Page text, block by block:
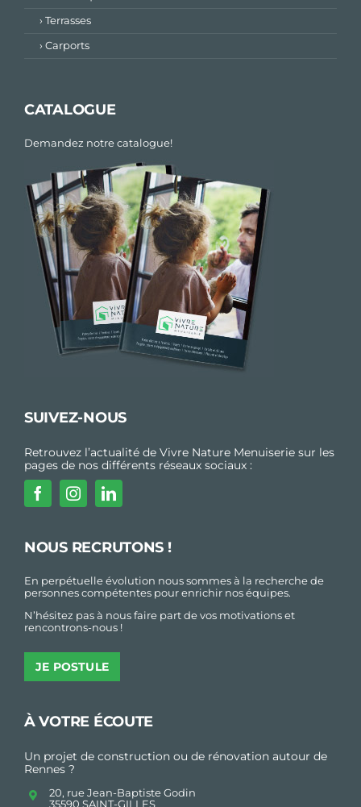
› Terrasses
› Carports
CATALOGUE
Demandez notre catalogue!
SUIVEZ-NOUS
Retrouvez l’actualité de Vivre Nature Menuiserie sur les
pages de nos différents réseaux sociaux :
NOUS RECRUTONS !
En perpétuelle évolution nous sommes à la recherche de
personnes compétentes pour enrichir nos équipes.
N’hésitez pas à nous faire part de vos motivations et
rencontrons-nous !
JE POSTULE
À VOTRE ÉCOUTE
Un projet de construction ou de rénovation autour de
Rennes ?
20, rue Jean-Baptiste Godin
35590 SAINT-GILLES